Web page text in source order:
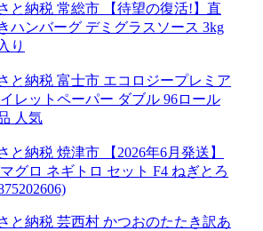
と納税 常総市 【待望の復活!】直
ハンバーグ デミグラスソース 3kg
り
と納税 富士市 エコロジープレミア
レットペーパー ダブル 96ロール
人気
と納税 焼津市 【2026年6月発送】
グロ ネギトロ セット F4 ねぎとろ
と納税 芸西村 かつおのたたき訳あ